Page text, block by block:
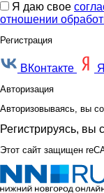
Я даю свое
отношении
Регистрация
ВКонтакте
Авторизация
Авторизовываясь, вы
Регистрируясь, вы
Этот сайт защищен